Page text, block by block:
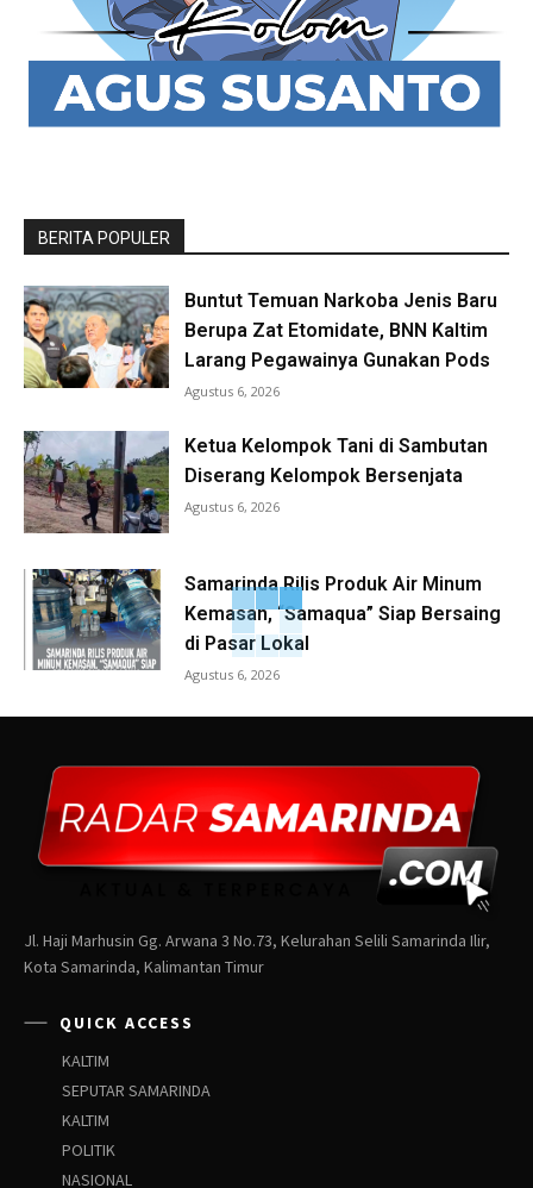
BERITA POPULER
Buntut Temuan Narkoba Jenis Baru
Berupa Zat Etomidate, BNN Kaltim
Larang Pegawainya Gunakan Pods
Agustus 6, 2026
Ketua Kelompok Tani di Sambutan
Diserang Kelompok Bersenjata
Agustus 6, 2026
Samarinda Rilis Produk Air Minum
Kemasan, “Samaqua” Siap Bersaing
di Pasar Lokal
Agustus 6, 2026